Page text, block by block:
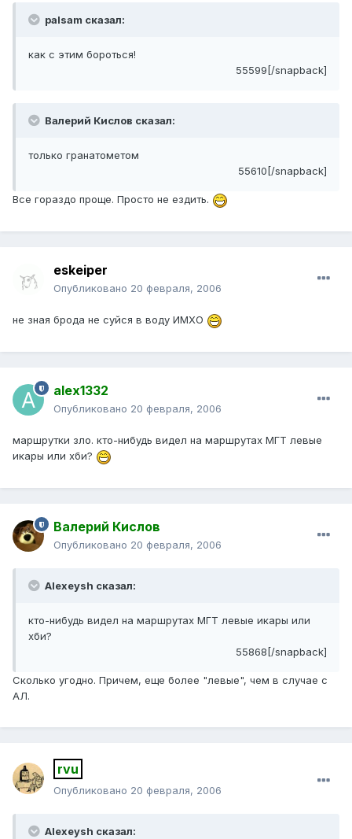
palsam сказал:
как с этим бороться!
55599[/snapback]
Валерий Кислов сказал:
только гранатометом
55610[/snapback]
Все гораздо проще. Просто не ездить.
eskeiper
Опубликовано 20 февраля, 2006
не зная брода не суйся в воду ИМХО
alex1332
Опубликовано 20 февраля, 2006
маршрутки зло. кто-нибудь видел на маршрутах МГТ левые
икары или хби?
Валерий Кислов
Опубликовано 20 февраля, 2006
Alexeysh сказал:
кто-нибудь видел на маршрутах МГТ левые икары или
хби?
55868[/snapback]
Сколько угодно. Причем, еще более "левые", чем в случае с
АЛ.
rvu
Опубликовано 20 февраля, 2006
Alexeysh сказал: